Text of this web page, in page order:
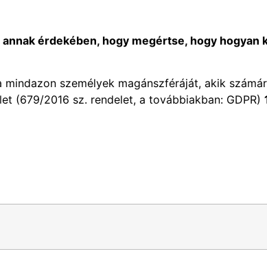
érdekében, hogy megértse, hogy
személyek magánszféráját, akik
(679/2016 sz. rendelet, a továbbiakban: GDPR)